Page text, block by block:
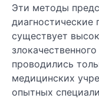
Эти методы
существует
проводились
медицинских
опытных